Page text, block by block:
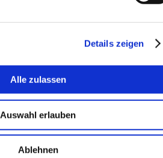
Details zeigen
Alle zulassen
Auswahl erlauben
Ablehnen